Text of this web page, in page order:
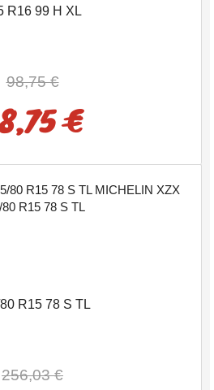
R16 99 H XL
98,75 €
€
R15 78 S TL
256,03 €